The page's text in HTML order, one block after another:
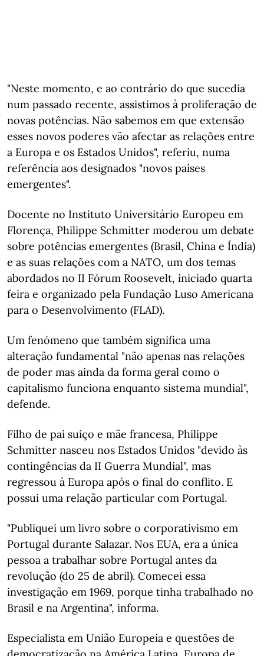
"Neste momento, e ao contrário do que sucedia
num passado recente, assistimos à proliferação de
novas potências. Não sabemos em que extensão
esses novos poderes vão afectar as relações entre
a Europa e os Estados Unidos", referiu, numa
referência aos designados "novos países
emergentes".
Docente no Instituto Universitário Europeu em
Florença, Philippe Schmitter moderou um debate
sobre potências emergentes (Brasil, China e Índia)
e as suas relações com a NATO, um dos temas
abordados no II Fórum Roosevelt, iniciado quarta
feira e organizado pela Fundação Luso Americana
para o Desenvolvimento (FLAD).
Um fenómeno que também significa uma
alteração fundamental "não apenas nas relações
de poder mas ainda da forma geral como o
capitalismo funciona enquanto sistema mundial",
defende.
Filho de pai suíço e mãe francesa, Philippe
Schmitter nasceu nos Estados Unidos "devido às
contingências da II Guerra Mundial", mas
regressou à Europa após o final do conflito. E
possui uma relação particular com Portugal.
"Publiquei um livro sobre o corporativismo em
Portugal durante Salazar. Nos EUA, era a única
pessoa a trabalhar sobre Portugal antes da
revolução (do 25 de abril). Comecei essa
investigação em 1969, porque tinha trabalhado no
Brasil e na Argentina", informa.
Especialista em União Europeia e questões de